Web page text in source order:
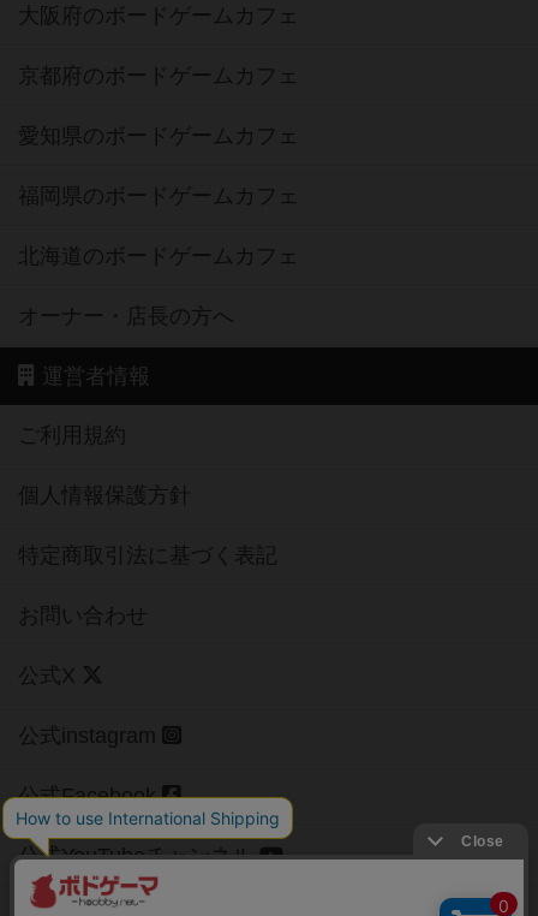
大阪府のボードゲームカフェ
京都府のボードゲームカフェ
愛知県のボードゲームカフェ
福岡県のボードゲームカフェ
北海道のボードゲームカフェ
オーナー・店長の方へ
運営者情報
ご利用規約
個人情報保護方針
特定商取引法に基づく表記
お問い合わせ
公式X
公式instagram
公式Facebook
公式YouTubeチャンネル